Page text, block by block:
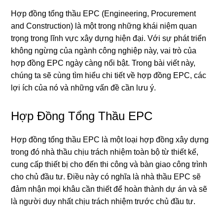
Hợp đồng tổng thầu EPC (Engineering, Procurement
and Construction) là một trong những khái niệm quan
trọng trong lĩnh vực xây dựng hiện đại. Với sự phát triển
không ngừng của ngành công nghiệp này, vai trò của
hợp đồng EPC ngày càng nổi bật. Trong bài viết này,
chúng ta sẽ cùng tìm hiểu chi tiết về hợp đồng EPC, các
lợi ích của nó và những vấn đề cần lưu ý.
Hợp Đồng Tổng Thầu EPC
Hợp đồng tổng thầu EPC là một loại hợp đồng xây dựng
trong đó nhà thầu chịu trách nhiệm toàn bộ từ thiết kế,
cung cấp thiết bị cho đến thi công và bàn giao công trình
cho chủ đầu tư. Điều này có nghĩa là nhà thầu EPC sẽ
đảm nhận mọi khâu cần thiết để hoàn thành dự án và sẽ
là người duy nhất chịu trách nhiệm trước chủ đầu tư.